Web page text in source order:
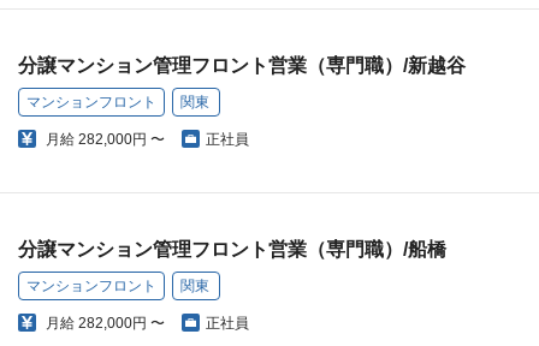
分譲マンション管理フロント営業（専門職）/新越谷
マンションフロント 関東
月給 282,000円 〜 正社員
分譲マンション管理フロント営業（専門職）/船橋
マンションフロント 関東
月給 282,000円 〜 正社員